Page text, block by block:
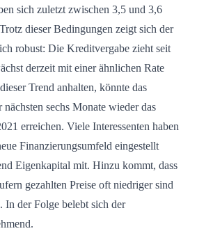
sich zuletzt zwischen 3,5 und 3,6
dieser Bedingungen zeigt sich der
robust: Die Kreditvergabe zieht seit
derzeit mit einer ähnlichen Rate
Trend anhalten, könnte das
sechs Monate wieder das
erreichen. Viele Interessenten haben
Finanzierungsumfeld eingestellt
Eigenkapital mit. Hinzu kommt, dass
gezahlten Preise oft niedriger sind
In der Folge belebt sich der